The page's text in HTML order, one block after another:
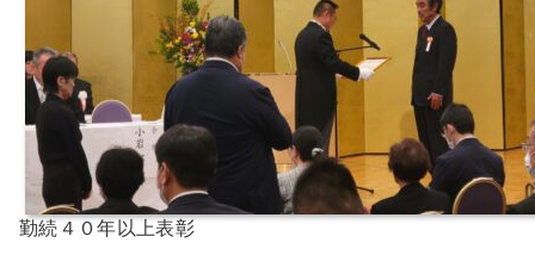
勤続４０年以上表彰